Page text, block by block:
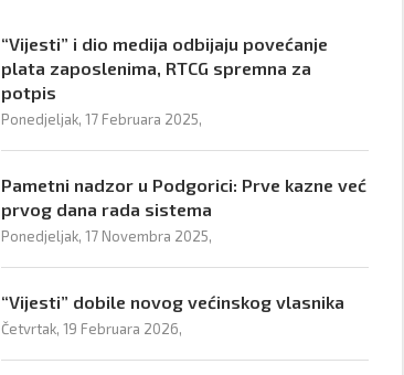
“Vijesti” i dio medija odbijaju povećanje
plata zaposlenima, RTCG spremna za
potpis
Ponedjeljak, 17 Februara 2025,
Pametni nadzor u Podgorici: Prve kazne već
prvog dana rada sistema
Ponedjeljak, 17 Novembra 2025,
“Vijesti” dobile novog većinskog vlasnika
Četvrtak, 19 Februara 2026,